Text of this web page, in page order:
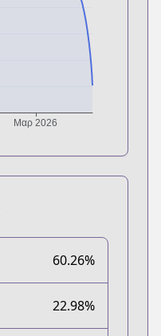
60.26%
22.98%